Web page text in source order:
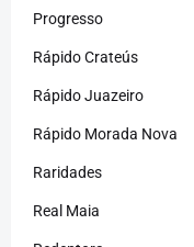
Progresso
Rápido Crateús
Rápido Juazeiro
Rápido Morada Nova
Raridades
Real Maia